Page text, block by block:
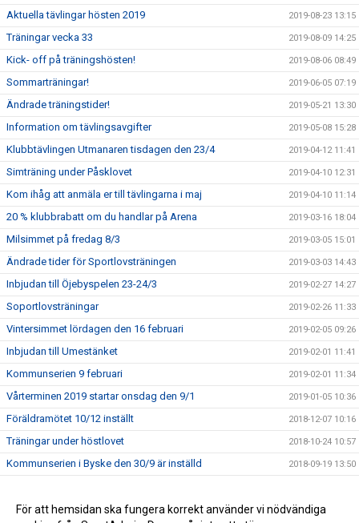
Aktuella tävlingar hösten 2019 2019-08-23 13:15
Träningar vecka 33 2019-08-09 14:25
Kick- off på träningshösten! 2019-08-06 08:49
Sommarträningar! 2019-06-05 07:19
Ändrade träningstider! 2019-05-21 13:30
Information om tävlingsavgifter 2019-05-08 15:28
Klubbtävlingen Utmanaren tisdagen den 23/4 2019-04-12 11:41
Simträning under Påsklovet 2019-04-10 12:31
Kom ihåg att anmäla er till tävlingarna i maj 2019-04-10 11:14
20 % klubbrabatt om du handlar på Arena 2019-03-16 18:04
Milsimmet på fredag 8/3 2019-03-05 15:01
Ändrade tider för Sportlovsträningen 2019-03-03 14:43
Inbjudan till Öjebyspelen 23-24/3 2019-02-27 14:27
Soportlovsträningar 2019-02-26 11:33
Vintersimmet lördagen den 16 februari 2019-02-05 09:26
Inbjudan till Umestänket 2019-02-01 11:41
Kommunserien 9 februari 2019-02-01 11:34
Vårterminen 2019 startar onsdag den 9/1 2019-01-05 10:36
Föräldramötet 10/12 inställt 2018-12-07 10:16
Träningar under höstlovet 2018-10-24 10:57
Kommunserien i Byske den 30/9 är inställd 2018-09-19 13:50
Äntligen träning igen 2018-07-25 19:16
För att hemsidan ska fungera korrekt använder vi nödvändiga